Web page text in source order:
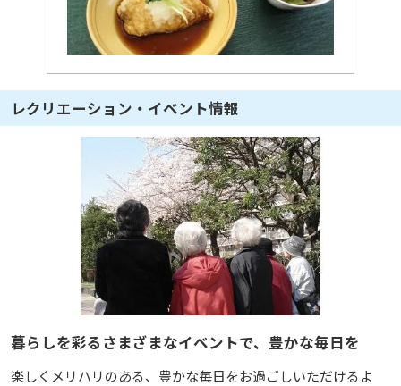
レクリエーション・イベント情報
暮らしを彩るさまざまなイベントで、豊かな毎日を
楽しくメリハリのある、豊かな毎日をお過ごしいただけるよ